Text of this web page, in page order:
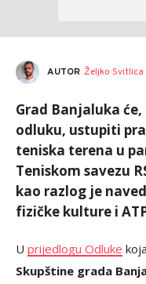
AUTOR Željko Svitlica
Grad Banjaluka
odluku, ustupiti
teniska terena u
Teniskom savezu
kao razlog je
fizičke kulture i
U prijedlogu Odluke
Skupštine grada